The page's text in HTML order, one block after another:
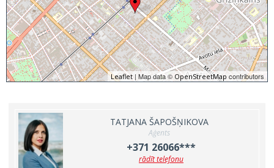
Leaflet | Map data © OpenStreetMap contributors
TATJANA ŠAPOŠŅIKOVA
Aģents
+371 26066***
rādīt telefonu